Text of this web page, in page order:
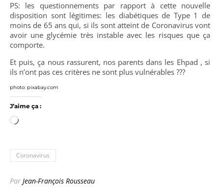
PS: les questionnements par rapport à cette nouvelle
disposition sont légitimes: les diabétiques de Type 1 de
moins de 65 ans qui, si ils sont atteint de Coronavirus vont
avoir une glycémie très instable avec les risques que ça
comporte.
Et puis, ça nous rassurent, nos parents dans les Ehpad , si
ils n’ont pas ces critères ne sont plus vulnérables ???
photo: pixabay.com
J’aime ça :
Chargement…
Coronavirus
Par Jean-François Rousseau